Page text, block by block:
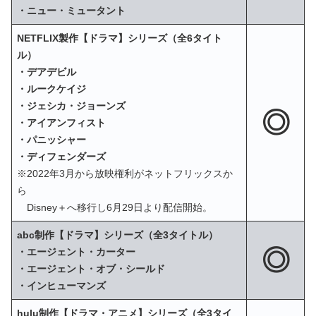
・ニュー・ミュータント
NETFLIX製作【ドラマ】シリーズ（全6タイト
ル）
・デアデビル
・ルークケイジ
・ジェシカ・ジョーンズ
・アイアンフィスト
・パニッシャー
・ディフェンダーズ
※2022年3月から放映権利がネットフリックスか
ら
Disney＋へ移行し6月29日より配信開始。
◎
abc制作【ドラマ】シリーズ（全3タイトル）
・エージェント・カーター
・エージェント・オブ・シールド
・インヒューマンズ
◎
hulu制作【ドラマ・アニメ】シリーズ（全3タイ